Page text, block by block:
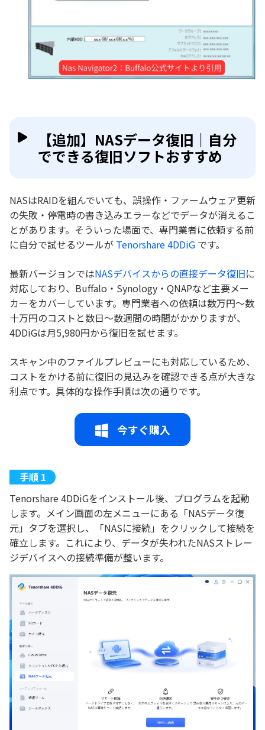
【追加】NASデータ復旧｜自分
でできる復旧ソフトおすすめ
NASはRAIDを組んでいても、誤操作・ファームウェア更新
の失敗・停電時の書き込みエラーなどでデータが消えるこ
とがあります。そういった場面で、専門業者に依頼する前
に自分で試せるツールが Tenorshare 4DDiG です。
最新バージョンではNASデバイスからの直接データ復旧に
対応しており、Buffalo・Synology・QNAPなど主要メー
カーをカバーしています。専門業者への依頼は数万円〜数
十万円のコストと数日〜数週間の時間がかかりますが、
4DDiGは月5,980円から復旧を試せます。
スキャン中のファイルプレビューにも対応しているため、
コストをかける前に復旧の見込みを確認できる点が大きな
利点です。具体的な操作手順は次の通りです。
今すぐ購入
Tenorshare 4DDiGをインストール後、プログラムを起動
します。メイン画面の左メニューにある「NASデータ復
元」タブを選択し、「NASに接続」をクリックして接続を
確立します。これにより、データが失われたNASストレー
ジデバイスへの接続準備が整います。